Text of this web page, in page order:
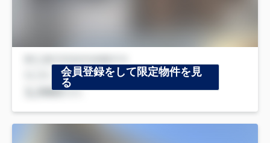
会員登録をして限定物件を見
る